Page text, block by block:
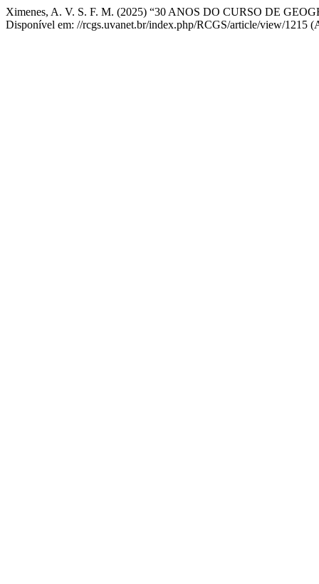
Ximenes, A. V. S. F. M. (2025) “30 ANOS DO CURSO DE
Disponível em: //rcgs.uvanet.br/index.php/RCGS/article/view/1215